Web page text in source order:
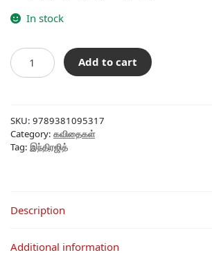
In stock
ரயிலுக்காக
காத்திருப்பவர்கள்
Add to cart
SKU: 9789381095317
Category: கவிதைகள்
Tag: இந்திரஜித்
Description
Additional information